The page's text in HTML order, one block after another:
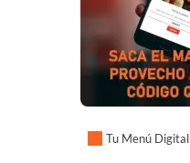
Tu Menú Digital